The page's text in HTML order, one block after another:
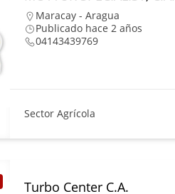
Maracay - Aragua
Publicado hace 2 años
04143439769
Sector Agrícola
Turbo Center C.A.